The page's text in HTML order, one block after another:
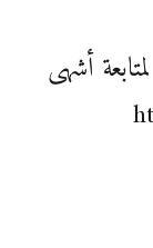
أشهى